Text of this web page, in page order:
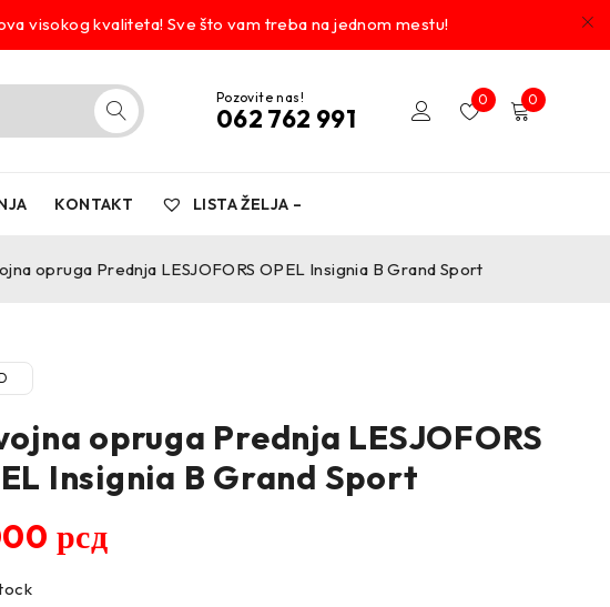
visokog kvaliteta! Sve što vam treba na jednom mestu!
Pozovite nas!
062 762 991
0 0
KONTAKT LISTA ŽELJA –
opruga Prednja LESJOFORS OPEL Insignia B Grand Sport
opruga Prednja LESJOFORS
Insignia B Grand Sport
рсд